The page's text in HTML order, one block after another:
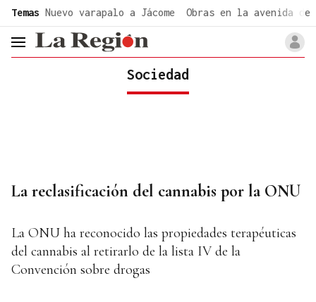
Temas Nuevo varapalo a Jácome Obras en la avenida de
header.menu.open
Sociedad
La reclasificación del cannabis por la ONU
La ONU ha reconocido las propiedades terapéuticas
del cannabis al retirarlo de la lista IV de la
Convención sobre drogas